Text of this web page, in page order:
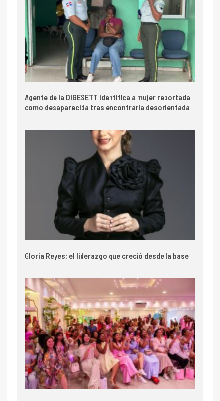
Agente de la DIGESETT identifica a mujer reportada
como desaparecida tras encontrarla desorientada
Gloria Reyes: el liderazgo que creció desde la base